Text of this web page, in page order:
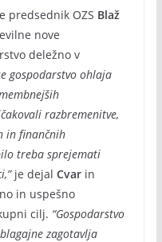
predsednik OZS Blaž
nove
deležno v
gospodarstvo ohlaja
razbremenitve,
in finančnih
treba sprejemati
je dejal Cvarin
in uspešno
cilj. “Gospodarstvo
zagotavlja